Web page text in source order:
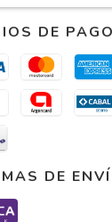
DE PAGO
DE